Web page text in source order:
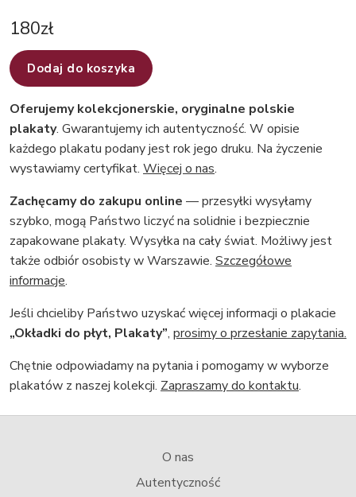
180zł
Dodaj do koszyka
Oferujemy kolekcjonerskie, oryginalne polskie
plakaty. Gwarantujemy ich autentyczność. W opisie
każdego plakatu podany jest rok jego druku. Na życzenie
wystawiamy certyfikat. Więcej o nas.
Zachęcamy do zakupu online — przesyłki wysyłamy
szybko, mogą Państwo liczyć na solidnie i bezpiecznie
zapakowane plakaty. Wysyłka na cały świat. Możliwy jest
także odbiór osobisty w Warszawie. Szczegółowe
informacje.
Jeśli chcieliby Państwo uzyskać więcej informacji o plakacie
„Okładki do płyt, Plakaty”, prosimy o przesłanie zapytania.
Chętnie odpowiadamy na pytania i pomogamy w wyborze
plakatów z naszej kolekcji. Zapraszamy do kontaktu.
O nas
Autentyczność